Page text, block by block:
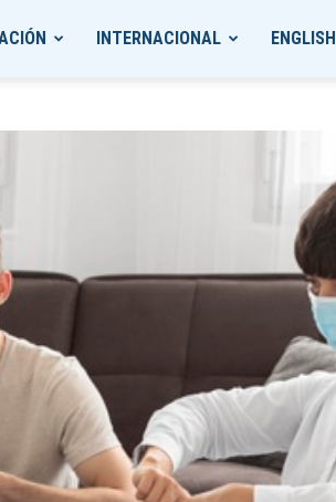
INTERNACIONAL ENGLISH